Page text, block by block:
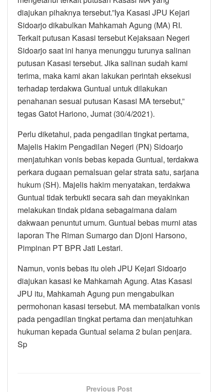
diajukan pihaknya tersebut.”Iya Kasasi JPU Kejari
Sidoarjo dikabulkan Mahkamah Agung (MA) RI.
Terkait putusan Kasasi tersebut Kejaksaan Negeri
Sidoarjo saat ini hanya menunggu turunya salinan
putusan Kasasi tersebut. Jika salinan sudah kami
terima, maka kami akan lakukan perintah eksekusi
terhadap terdakwa Guntual untuk dilakukan
penahanan sesuai putusan Kasasi MA tersebut,”
tegas Gatot Hariono, Jumat (30/4/2021).
Perlu diketahui, pada pengadilan tingkat pertama,
Majelis Hakim Pengadilan Negeri (PN) Sidoarjo
menjatuhkan vonis bebas kepada Guntual, terdakwa
perkara dugaan pemalsuan gelar strata satu, sarjana
hukum (SH). Majelis hakim menyatakan, terdakwa
Guntual tidak terbukti secara sah dan meyakinkan
melakukan tindak pidana sebagaimana dalam
dakwaan penuntut umum. Guntual bebas murni atas
laporan The Riman Sumargo dan Djoni Harsono,
Pimpinan PT BPR Jati Lestari.
Namun, vonis bebas itu oleh JPU Kejari Sidoarjo
diajukan kasasi ke Mahkamah Agung. Atas Kasasi
JPU itu, Mahkamah Agung pun mengabulkan
permohonan kasasi tersebut. MA membatalkan vonis
pada pengadilan tingkat pertama dan menjatuhkan
hukuman kepada Guntual selama 2 bulan penjara.
Sp
Previous Post